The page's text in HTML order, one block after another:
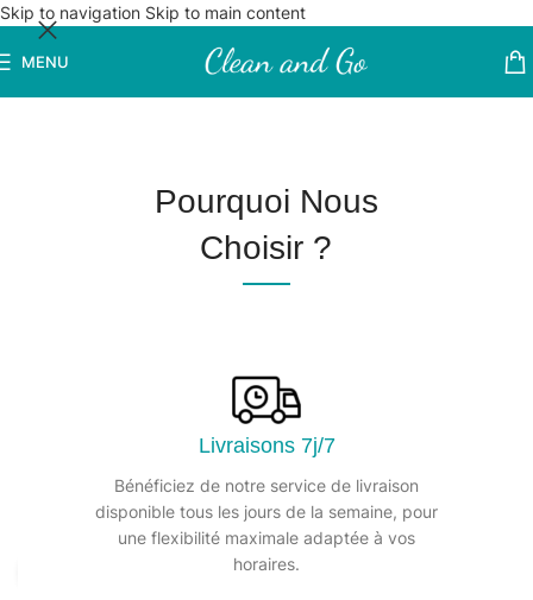
Pourquoi Nous
Choisir ?
Livraisons 7j/7
Bénéficiez de notre service de livraison
disponible tous les jours de la semaine, pour
une flexibilité maximale adaptée à vos
horaires.
Skip to navigation Skip to main content
MENU